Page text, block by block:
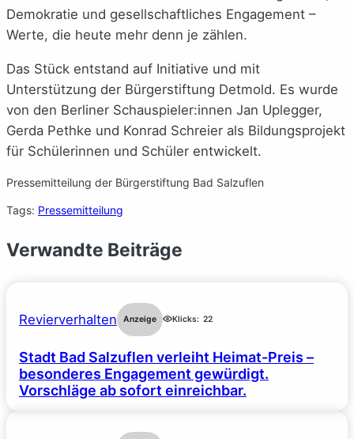
Demokratie und gesellschaftliches Engagement –
Werte, die heute mehr denn je zählen.
Das Stück entstand auf Initiative und mit
Unterstützung der Bürgerstiftung Detmold. Es wurde
von den Berliner Schauspieler:innen Jan Uplegger,
Gerda Pethke und Konrad Schreier als Bildungsprojekt
für Schülerinnen und Schüler entwickelt.
Pressemitteilung der Bürgerstiftung Bad Salzuflen
Tags: Pressemitteilung
Verwandte Beiträge
Revierverhalten Anzeige Klicks: 22
Stadt Bad Salzuflen verleiht Heimat-Preis –
besonderes Engagement gewürdigt.
Vorschläge ab sofort einreichbar.